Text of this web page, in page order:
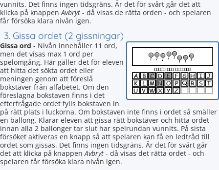
vunnits. Det finns ingen tidsgräns. Är det för svårt går det att
klicka på knappenAvbryt - då visas de rätta orden - och spelaren
får försöka klara nivån igen.
3. Gissa ordet (2 gissningar)
Gissa ord - Nivån innehåller 11 ord,
men det visas max 1 ord per
spelomgång. Här gäller det för eleven
att hitta det sökta ordet eller
meningen genom att föreslå
bokstäver från alfabetet. Om den
föreslagna bokstaven finns i det
efterfrågade ordet fylls bokstaven in
på rätt plats i luckorna. Om bokstaven inte finns i ordet så smäller
en ballong. Klarar eleven att gissa rätt bokstäver och hitta ordet
innan alla 2 ballonger tar slut har spelrundan vunnits. På sista
försöket aktiveras en knapp så att spelaren kan få en ledtråd till
ordet som gissas. Det finns ingen tidsgräns. Är det för svårt går
det att klicka på knappenAvbryt - då visas det rätta ordet - och
spelaren får försöka klara nivån igen.